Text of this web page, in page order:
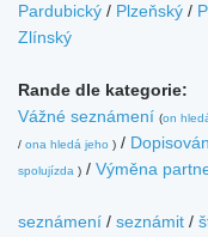
Pardubický / Plzeňský /
Zlínský
Rande dle kategorie:
Vážné seznámení (on
/ ona hledá jeho ) /
spolujízda ) / Výměna
seznámení / seznámit /